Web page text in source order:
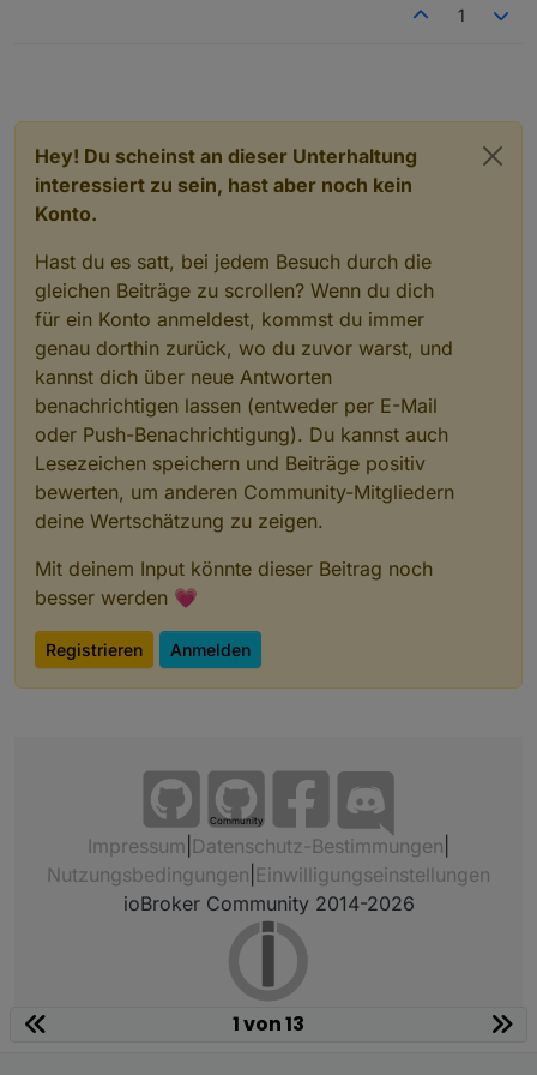
1
Hey! Du scheinst an dieser Unterhaltung
interessiert zu sein, hast aber noch kein
Konto.
Hast du es satt, bei jedem Besuch durch die
gleichen Beiträge zu scrollen? Wenn du dich
für ein Konto anmeldest, kommst du immer
genau dorthin zurück, wo du zuvor warst, und
kannst dich über neue Antworten
benachrichtigen lassen (entweder per E-Mail
oder Push-Benachrichtigung). Du kannst auch
Lesezeichen speichern und Beiträge positiv
bewerten, um anderen Community-Mitgliedern
deine Wertschätzung zu zeigen.
Mit deinem Input könnte dieser Beitrag noch
besser werden 💗
Registrieren Anmelden
Community
Impressum Datenschutz-Bestimmungen
Nutzungsbedingungen Einwilligungseinstellungen
ioBroker Community 2014-2026
1 von 13